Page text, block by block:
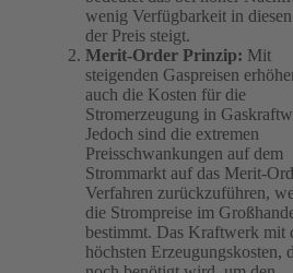
wenig Verfügbarkeit in diesen
der Preis steigt.
Merit-Order Prinzip: Mit
steigenden Gaspreisen
auch die Kosten für die
Stromerzeugung in
Jedoch sind die extremen
Preisschwankungen auf dem
Strommarkt auf das Merit-
Verfahren zurückzuführen,
die Strompreise im
bestimmt. Das Kraftwerk mit
höchsten Erzeugungskosten,